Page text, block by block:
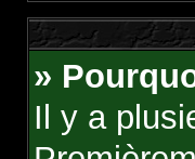
»
Il y a